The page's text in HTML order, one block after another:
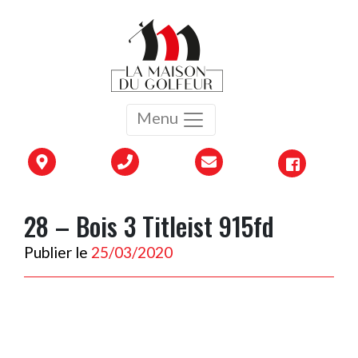
Menu
28 – Bois 3 Titleist 915fd
Publier le 25/03/2020